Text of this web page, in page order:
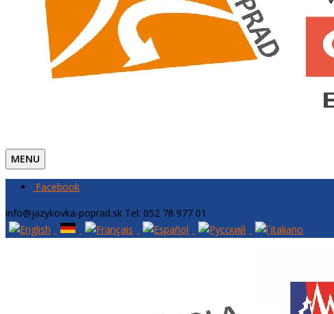
MENU
Facebook
info@jazykovka-poprad.sk Tel: 052 78 977 01